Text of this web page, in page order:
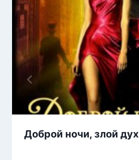
Доброй ночи, злой дух